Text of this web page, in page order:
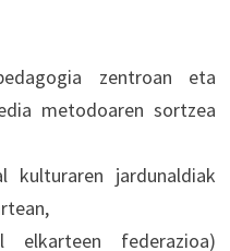
zentroan eta
metodoaren sortzea
kulturaren jardunaldiak
elkarteen federazioa)